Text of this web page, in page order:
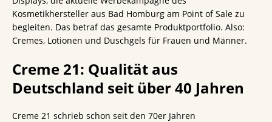
Kosmetikhersteller aus Bad Homburg am Point of Sale zu
begleiten. Das betraf das gesamte Produktportfolio. Also:
Cremes, Lotionen und Duschgels für Frauen und Männer.
Creme 21: Qualität aus
Deutschland seit über 40 Jahren
Creme 21 schrieb schon seit den 70er Jahren